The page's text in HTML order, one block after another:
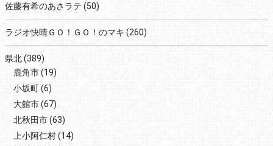
佐藤有希のあさラテ (50)
ラジオ快晴ＧＯ！ＧＯ！のマキ (260)
県北(389)
鹿角市(19)
小坂町(6)
大館市(67)
北秋田市(63)
上小阿仁村(14)